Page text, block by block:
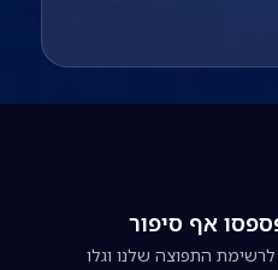
אף סיפור
התפוצה שלנו וגלו